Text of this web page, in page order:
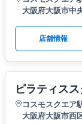
大阪府大阪市中
店舗情報
ピラティス
コスモスクエア
大阪府大阪市西